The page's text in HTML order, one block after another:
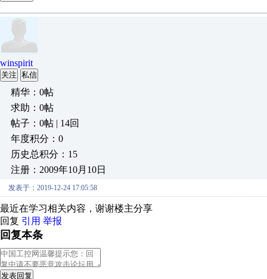
winspirit
关注 私信
精华：0帖
求助：0帖
帖子：0帖 | 14回
年度积分：0
历史总积分：15
注册：2009年10月10日
发表于：2019-12-24 17:05:58
最近在学习相关内容，谢谢楼主分享
回复 引用 举报
回复本条
发表回复